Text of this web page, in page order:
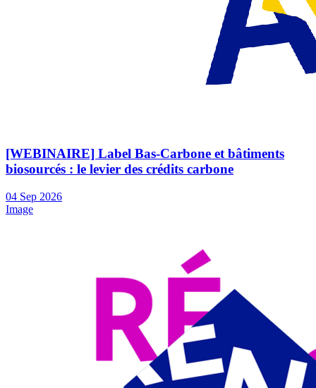
[WEBINAIRE] Label Bas-Carbone et bâtiments
biosourcés : le levier des crédits carbone
04 Sep 2026
Image